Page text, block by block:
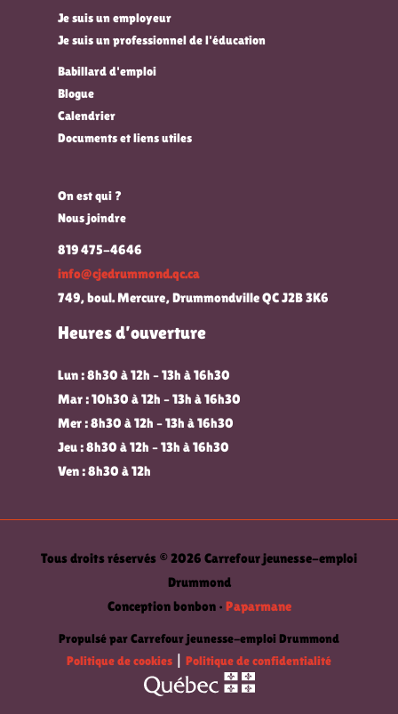
Je suis un employeur
Je suis un professionnel de l'éducation
Babillard d'emploi
Blogue
Calendrier
Documents et liens utiles
On est qui ?
Nous joindre
819 475-4646
info@cjedrummond.qc.ca
749, boul. Mercure, Drummondville QC J2B 3K6
Heures d’ouverture
Lun : 8h30 à 12h – 13h à 16h30
Mar : 10h30 à 12h – 13h à 16h30
Mer : 8h30 à 12h – 13h à 16h30
Jeu : 8h30 à 12h – 13h à 16h30
Ven : 8h30 à 12h
Tous droits réservés © 2026 Carrefour jeunesse-emploi
Drummond
Conception bonbon • Paparmane
Propulsé par Carrefour jeunesse-emploi Drummond
Politique de cookies
Politique de confidentialité